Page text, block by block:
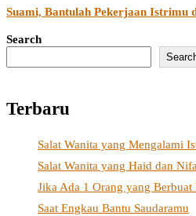
Suami, Bantulah Pekerjaan Istrimu
Search
Terbaru
Salat Wanita yang Mengalami
Salat Wanita yang Haid dan
Jika Ada 1 Orang yang
Saat Engkau Bantu Saudaramu